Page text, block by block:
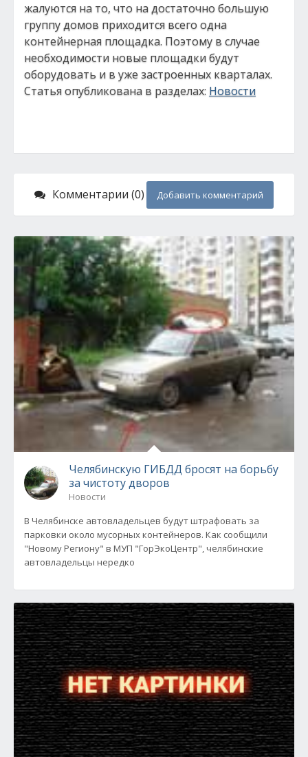
жалуются на то, что на достаточно большую
группу домов приходится всего одна
контейнерная площадка. Поэтому в случае
необходимости новые площадки будут
оборудовать и в уже застроенных кварталах.
Статья опубликована в разделах: Новости
Комментарии (0) Добавить комментарий
Челябинскую ГИБДД бросят на борьбу
за чистоту дворов
Новости
В Челябинске автовладельцев будут штрафовать за
парковки около мусорных контейнеров. Как сообщили
"Новому Региону" в МУП "ГорЭкоЦентр", челябинские
автовладельцы нередко